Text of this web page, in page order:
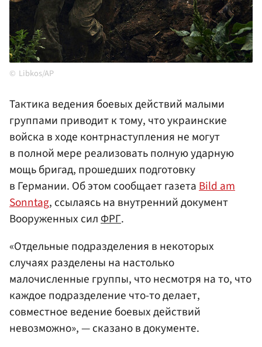
Libkos/AP
Тактика ведения боевых действий малыми
группами приводит к тому, что украинские
войска в ходе контрнаступления не могут
в полной мере реализовать полную ударную
мощь бригад, прошедших подготовку
в Германии. Об этом сообщает газетаBild am
Sonntag, ссылаясь на внутренний документ
Вооруженных силФРГ.
«Отдельные подразделения в некоторых
случаях разделены на настолько
малочисленные группы, что несмотря на то, что
каждое подразделение что-то делает,
совместное ведение боевых действий
невозможно», — сказано в документе.